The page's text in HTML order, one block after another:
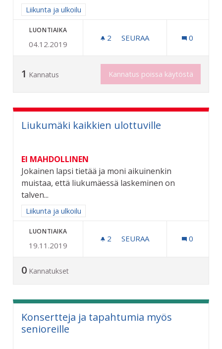
Rajaa tulokset aihepiirin mukaan: Liikunta ja ulkoilu
Liikunta ja ulkoilu
LUONTIAIKA
04.12.2019
2 2 SEURAAJAA
SEURAA 0
1 Kannatus Kannatus poissa käytöstä
Liukumäki kaikkien ulottuville
EI MAHDOLLINEN
Jokainen lapsi tietää ja moni aikuinenkin
muistaa, että liukumäessä laskeminen on
talven...
Rajaa tulokset aihepiirin mukaan: Liikunta ja ulkoilu
Liikunta ja ulkoilu
LUONTIAIKA
19.11.2019
2 2 SEURAAJAA
SEURAA 0
0 Kannatukset
Konsertteja ja tapahtumia myös
senioreille